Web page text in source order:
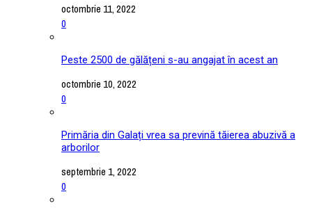
octombrie 11, 2022
0
Peste 2500 de gălățeni s-au angajat în acest an
octombrie 10, 2022
0
Primăria din Galați vrea sa prevină tăierea abuzivă a
arborilor
septembrie 1, 2022
0